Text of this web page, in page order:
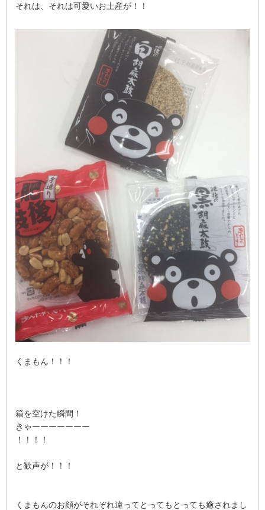
それは、それは可愛いお土産が！！
くまもん！！！
箱を空けた瞬間！
きゃーーーーーーー
！！！！
と歓声が！！！
くまもんのお顔がそれぞれ違ってとってもとっても癒されまし